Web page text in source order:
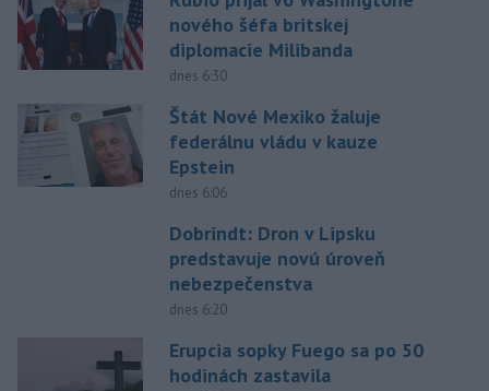
nového šéfa britskej
diplomacie Milibanda
dnes 6:30
Štát Nové Mexiko žaluje
federálnu vládu v kauze
Epstein
dnes 6:06
Dobrindt: Dron v Lipsku
predstavuje novú úroveň
nebezpečenstva
dnes 6:20
Erupcia sopky Fuego sa po 50
hodinách zastavila